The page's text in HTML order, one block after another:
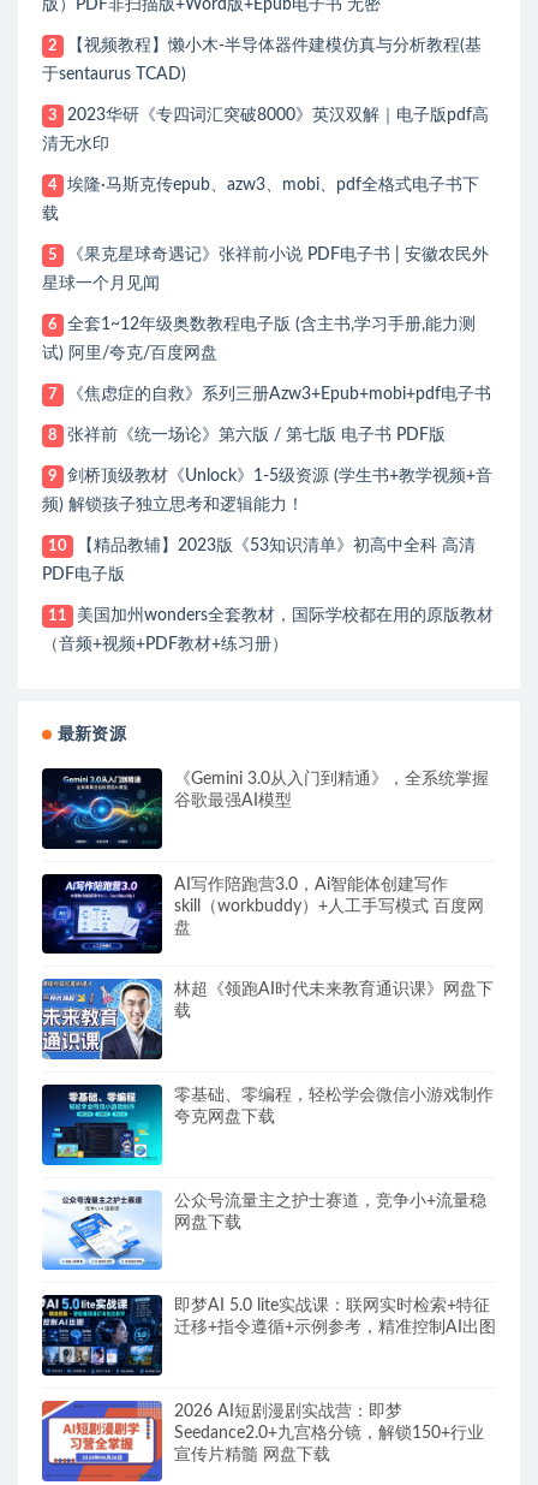
版）PDF非扫描版+Word版+Epub电子书 无密
2
【视频教程】懒小木-半导体器件建模仿真与分析教程(基
于sentaurus TCAD)
3
2023华研《专四词汇突破8000》英汉双解｜电子版pdf高
清无水印
4
埃隆·马斯克传epub、azw3、mobi、pdf全格式电子书下
载
5
《果克星球奇遇记》张祥前小说 PDF电子书 | 安徽农民外
星球一个月见闻
6
全套1~12年级奥数教程电子版 (含主书,学习手册,能力测
试) 阿里/夸克/百度网盘
7 《焦虑症的自救》系列三册Azw3+Epub+mobi+pdf电子书
8 张祥前《统一场论》第六版 / 第七版 电子书 PDF版
9
剑桥顶级教材《Unlock》1-5级资源 (学生书+教学视频+音
频) 解锁孩子独立思考和逻辑能力！
10
【精品教辅】2023版《53知识清单》初高中全科 高清
PDF电子版
11
美国加州wonders全套教材，国际学校都在用的原版教材
（音频+视频+PDF教材+练习册）
最新资源
《Gemini 3.0从入门到精通》，全系统掌握
谷歌最强AI模型
AI写作陪跑营3.0，Ai智能体创建写作
skill（workbuddy）+人工手写模式 百度网
盘
林超《领跑AI时代未来教育通识课》网盘下
载
零基础、零编程，轻松学会微信小游戏制作
夸克网盘下载
公众号流量主之护士赛道，竞争小+流量稳
网盘下载
即梦AI 5.0 lite实战课：联网实时检索+特征
迁移+指令遵循+示例参考，精准控制AI出图
2026 AI短剧漫剧实战营：即梦
Seedance2.0+九宫格分镜，解锁150+行业
宣传片精髓 网盘下载